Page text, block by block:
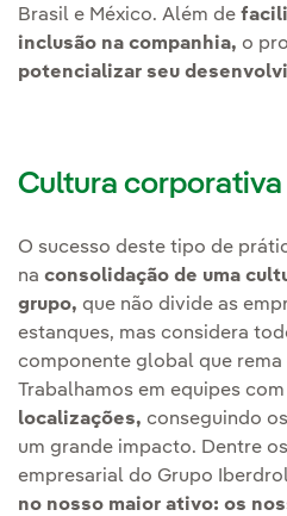
Brasil e México. Além de
inclusão na companhia, o
potencializar seu
Cultura
O sucesso deste tipo de
na consolidação de uma
grupo, que não divide as
estanques, mas considera
componente global que rema
Trabalhamos em equipes com
localizações, conseguindo
um grande impacto. Dentre
empresarial do Grupo
no nosso maior ativo: os